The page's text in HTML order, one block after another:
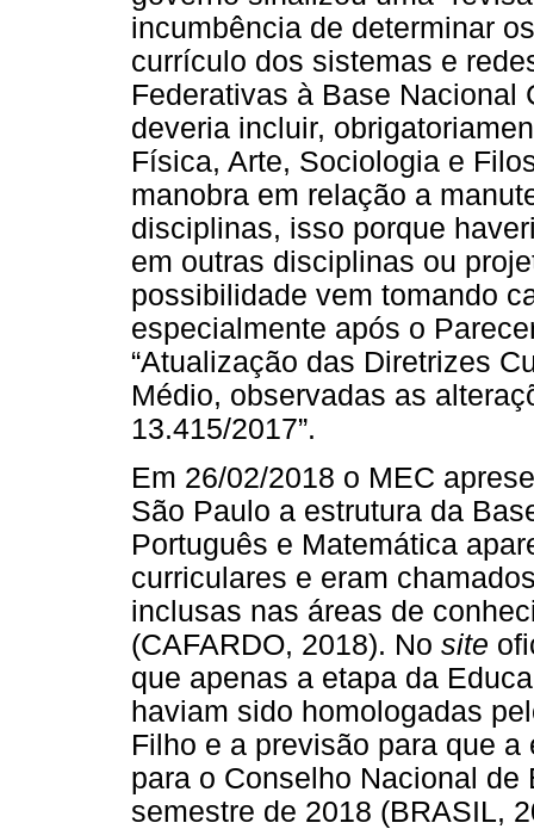
incumbência de determinar
currículo dos sistemas e
Federativas à Base Nacional
deveria incluir,
Física, Arte, Sociologia e
manobra em relação a
disciplinas, isso porque
em outras disciplinas ou
possibilidade vem tomando
especialmente após o
“Atualização das Diretrizes
Médio, observadas as
13.415/2017”.
Em 26/02/2018 o MEC
São Paulo a estrutura da
Português e Matemática
curriculares e eram
inclusas nas áreas de
(CAFARDO, 2018). No site
que apenas a etapa da
haviam sido homologadas
Filho e a previsão para que
para o Conselho Nacional
semestre de 2018 (BRASIL,